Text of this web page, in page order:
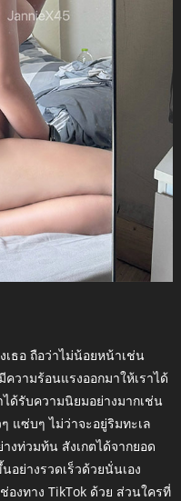
ธอ ถือว่าไม่น้อยหน้าเช่น
ความร้อนแรงออกมาให้เราได้
ด้รับความนิยมอย่างมากเช่น
แซ่บๆ ไม่ว่าจะอยู่ริมทะเล
งท่วมท้น สังเกตได้จากยอด
อย่างรวดเร็วด้วยนั่นเอง
องทาง TikTok ด้วย ส่วนใครที่